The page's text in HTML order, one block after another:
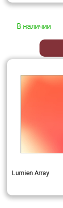
В наличии
Lumien Array